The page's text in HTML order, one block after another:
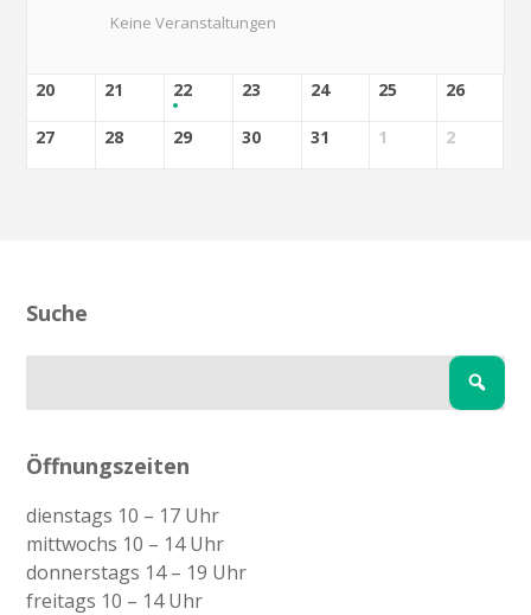
Keine Veranstaltungen
20 21 22 23 24 25 26
27 28 29 30 31 1 2
Suche
Öffnungszeiten
dienstags 10 – 17 Uhr
mittwochs 10 – 14 Uhr
donnerstags 14 – 19 Uhr
freitags 10 – 14 Uhr